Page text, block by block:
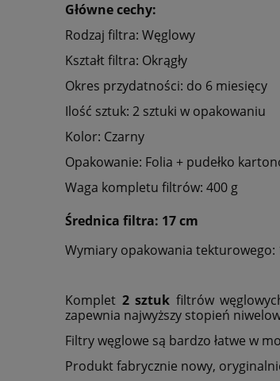
Główne cechy:
Rodzaj filtra: Węglowy
Kształt filtra: Okrągły
Okres przydatności: do 6 miesięcy
Ilość sztuk: 2 sztuki w opakowaniu
Kolor: Czarny
Opakowanie: Folia + pudełko
Waga kompletu filtrów: 400 g
Średnica filtra: 17 cm
Wymiary opakowania tekturowego:
Komplet 2 sztuk filtrów
zapewnia najwyższy stopień
Filtry węglowe są bardzo łatwe w
Produkt fabrycznie nowy,